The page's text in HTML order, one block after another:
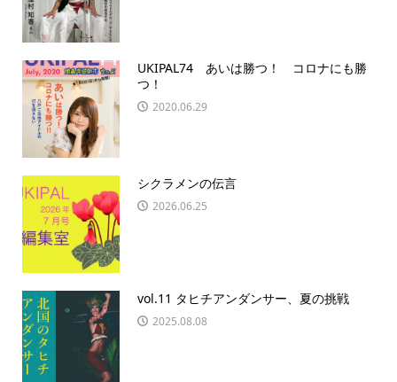
UKIPAL74 あいは勝つ！ コロナにも勝
つ！
2020.06.29
シクラメンの伝言
2026.06.25
vol.11 タヒチアンダンサー、夏の挑戦
2025.08.08